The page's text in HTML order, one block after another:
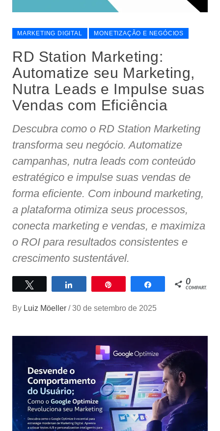
MARKETING DIGITAL MONETIZAÇÃO E NEGÓCIOS
RD Station Marketing:
Automatize seu Marketing,
Nutra Leads e Impulse suas
Vendas com Eficiência
Descubra como o RD Station Marketing
transforma seu negócio. Automatize
campanhas, nutra leads com conteúdo
estratégico e impulse suas vendas de
forma eficiente. Com inbound marketing,
a plataforma otimiza seus processos,
conecta marketing e vendas, e maximiza
o ROI para resultados consistentes e
crescimento sustentável.
Compartilhar Compartilhar
0
COMPART.
By Luiz Möeller / 30 de setembro de 2025